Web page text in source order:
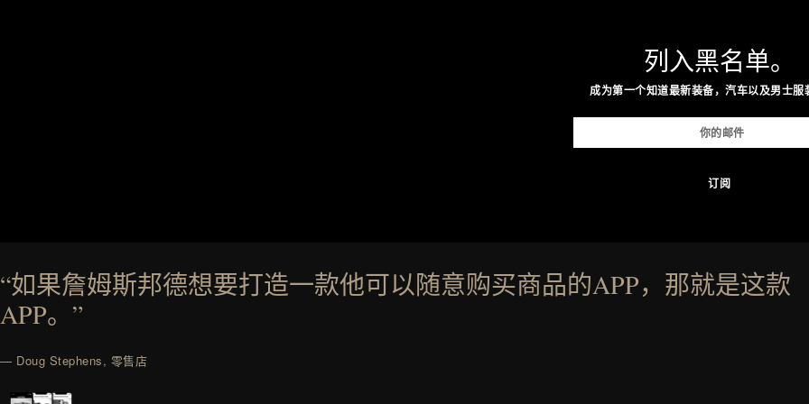
列入黑名单。
成为第一个知道最新装备，汽车以及男士服
“如果詹姆斯邦德想要打造一款他可以随意购买商品的APP，那就是这款
APP。”
— Doug Stephens, 零售店